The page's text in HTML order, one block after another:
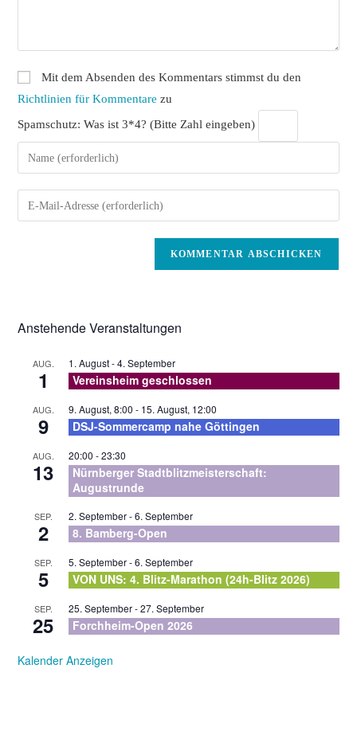
Mit dem Absenden des Kommentars stimmst du den
Richtlinien für Kommentare zu
Spamschutz: Was ist 3*4? (Bitte Zahl eingeben)
Gib
deinen
Namen
oder
Gib
deine
Anstehende Veranstaltungen
AUG.
1
1. August-4. September
Vereinsheim geschlossen
AUG.
9
9. August, 8:00 - 15. August, 12:00
DSJ-Sommercamp nahe Göttingen
AUG.
13
20:00 -23:30
Nürnberger Stadtblitzmeisterschaft:
Augustrunde
SEP.
2
2. September-6. September
8. Bamberg-Open
SEP.
5
5. September-6. September
VON UNS: 4. Blitz-Marathon (24h-Blitz 2026)
SEP.
25
25. September-27. September
Forchheim-Open 2026
Kalender Anzeigen